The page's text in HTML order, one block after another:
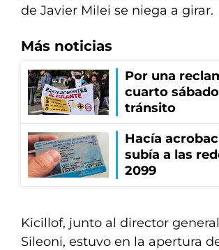
de Javier Milei se niega a girar.
Más noticias
Por una
cuarto
tránsito
Hacía
subía a las
2099
Kicillof, junto al director
Sileoni, estuvo en la apertura